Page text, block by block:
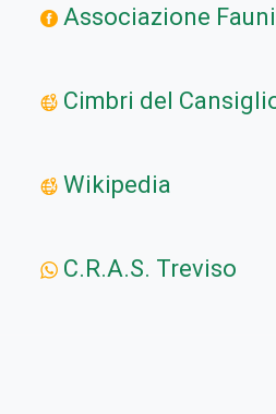
Associazione
Cimbri del
Wikipedia
C.R.A.S. Treviso